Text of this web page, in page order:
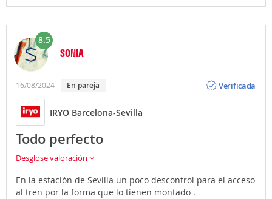
8.5
SONIA
16/08/2024 en pareja
Verificada
IRYO Barcelona-Sevilla
Todo perfecto
Desglose valoración
En la estación de Sevilla un poco descontrol para el acceso
al tren por la forma que lo tienen montado .